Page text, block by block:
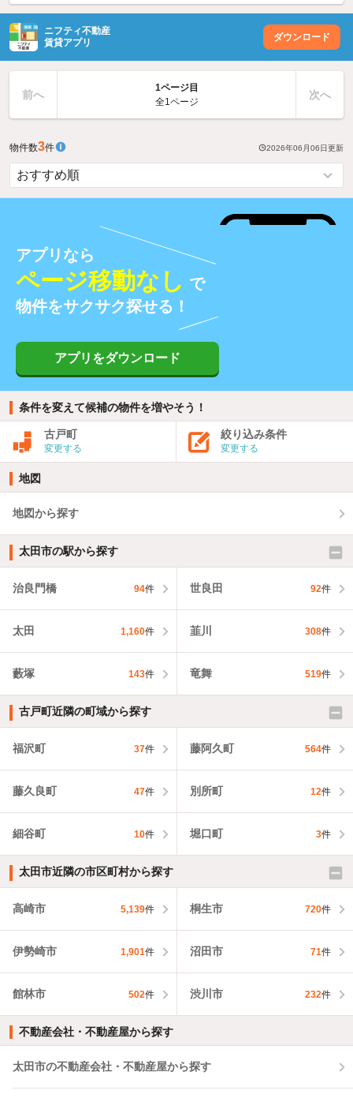
ニフティ不動産
賃貸アプリ
ダウンロード
前へ
1ページ目
全1ページ
次へ
物件数3件 2026年06月06日更新
アプリなら
ページ移動なし で
物件をサクサク探せる！
アプリをダウンロード
条件を変えて候補の物件を増やそう！
古戸町
変更する
絞り込み条件
変更する
地図
地図から探す
太田市の駅から探す
治良門橋 94件 世良田 92件
太田 1,160件 韮川 308件
藪塚 143件 竜舞 519件
古戸町近隣の町域から探す
福沢町 37件 藤阿久町 564件
藤久良町 47件 別所町 12件
細谷町 10件 堀口町 3件
太田市近隣の市区町村から探す
高崎市 5,139件 桐生市 720件
伊勢崎市 1,901件 沼田市 71件
館林市 502件 渋川市 232件
不動産会社・不動産屋から探す
太田市の不動産会社・不動産屋から探す